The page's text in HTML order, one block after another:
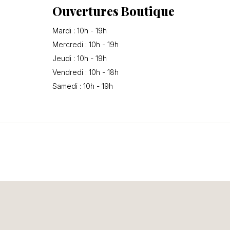
Ouvertures Boutique
Mardi : 10h - 19h
Mercredi : 10h - 19h
Jeudi : 10h - 19h
Vendredi : 10h - 18h
Samedi : 10h - 19h